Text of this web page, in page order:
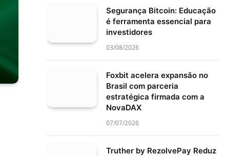
Segurança Bitcoin: Educação
é ferramenta essencial para
investidores
03/08/2026
Foxbit acelera expansão no
Brasil com parceria
estratégica firmada com a
NovaDAX
07/07/2026
Truther by RezolvePay Reduz